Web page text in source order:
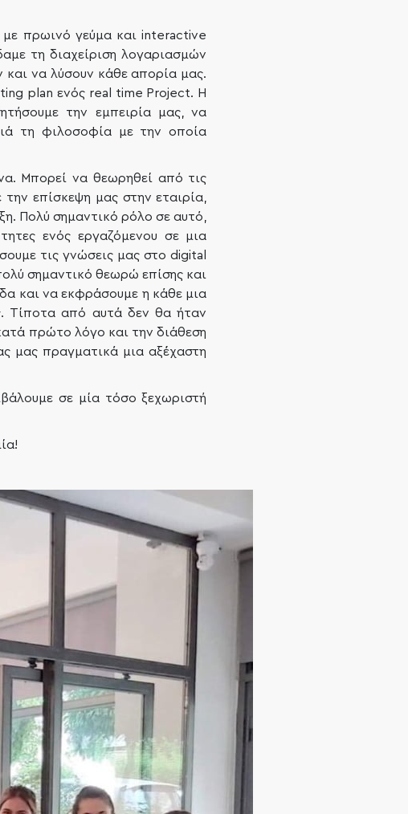
με πρωινό γεύμα και interactive
τη διαχείριση λογαριασμών
και να λύσουν κάθε απορία μας.
plan ενός real time Project. Η
την εμπειρία μας, να
τη φιλοσοφία με την οποία
Μπορεί να θεωρηθεί από τις
επίσκεψη μας στην εταιρία,
Πολύ σημαντικό ρόλο σε αυτό,
ενός εργαζόμενου σε μια
τις γνώσεις μας στο digital
σημαντικό θεωρώ επίσης και
και να εκφράσουμε η κάθε μια
Τίποτα από αυτά δεν θα ήταν
πρώτο λόγο και την διάθεση
μας πραγματικά μια αξέχαστη
σε μία τόσο ξεχωριστή